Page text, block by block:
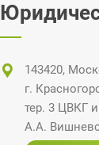
143420,
г.
тер. 3 ЦВКГ
А.А.